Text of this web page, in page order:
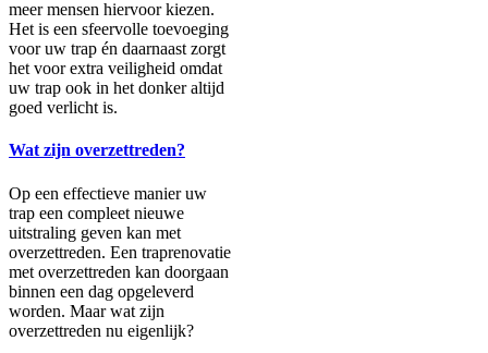
meer mensen hiervoor kiezen.
Het is een sfeervolle toevoeging
voor uw trap én daarnaast zorgt
het voor extra veiligheid omdat
uw trap ook in het donker altijd
goed verlicht is.
Wat zijn overzettreden?
Op een effectieve manier uw
trap een compleet nieuwe
uitstraling geven kan met
overzettreden. Een traprenovatie
met overzettreden kan doorgaan
binnen een dag opgeleverd
worden. Maar wat zijn
overzettreden nu eigenlijk?